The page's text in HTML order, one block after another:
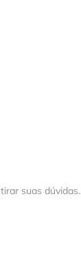
suas dúvidas.